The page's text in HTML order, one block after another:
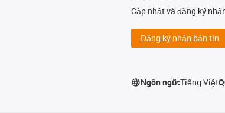
Cập nhật và đăng ký
Đăng ký nhận bản tin
Ngôn ngữ:Tiếng Việt